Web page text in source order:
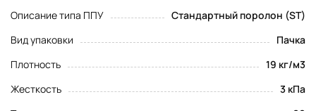
Описание типа ППУ
Стандартный поролон (ST)
Вид упаковки
Пачка
Плотность
19 кг/м3
Жесткость
3 кПа